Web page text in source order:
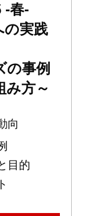
-春-
の実践
の事例
み方～
向
目的